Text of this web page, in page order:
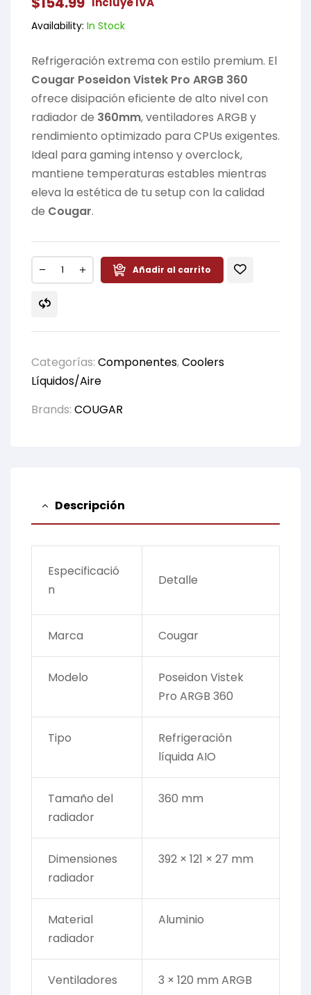
Availability: In Stock
Refrigeración extrema con estilo premium. El
Cougar Poseidon Vistek Pro ARGB 360
ofrece disipación eficiente de alto nivel con
radiador de 360mm, ventiladores ARGB y
rendimiento optimizado para CPUs exigentes.
Ideal para gaming intenso y overclock,
mantiene temperaturas estables mientras
eleva la estética de tu setup con la calidad
de Cougar.
Añadir al carrito
Categorías: Componentes,Coolers
Líquidos/Aire
Brands: COUGAR
Descripción
Especificació
n
Detalle
Marca Cougar
Modelo
Poseidon Vistek
Pro ARGB 360
Tipo
Refrigeración
líquida AIO
Tamaño del
radiador
360 mm
Dimensiones
radiador
392 × 121 × 27 mm
Material
radiador
Aluminio
Ventiladores 3 × 120 mm ARGB